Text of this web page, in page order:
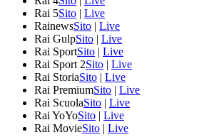
Rai 5Sito | Live
RainewsSito | Live
Rai GulpSito | Live
Rai SportSito | Live
Rai Sport 2Sito | Live
Rai StoriaSito | Live
Rai PremiumSito | Live
Rai ScuolaSito | Live
Rai YoYoSito | Live
Rai MovieSito | Live